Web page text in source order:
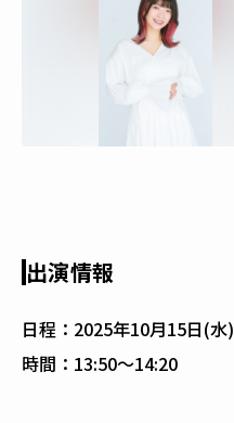
出演情報
日程： 2025年10月15日(水)
時間： 13:50〜14:20